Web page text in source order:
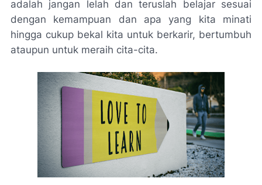
adalah jangan lelah dan teruslah belajar sesuai
dengan kemampuan dan apa yang kita minati
hingga cukup bekal kita untuk berkarir, bertumbuh
ataupun untuk meraih cita-cita.